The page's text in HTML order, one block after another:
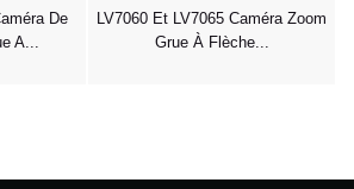
De
A...
LV7060 Et LV7065 Caméra Zoom
Grue À Flèche...